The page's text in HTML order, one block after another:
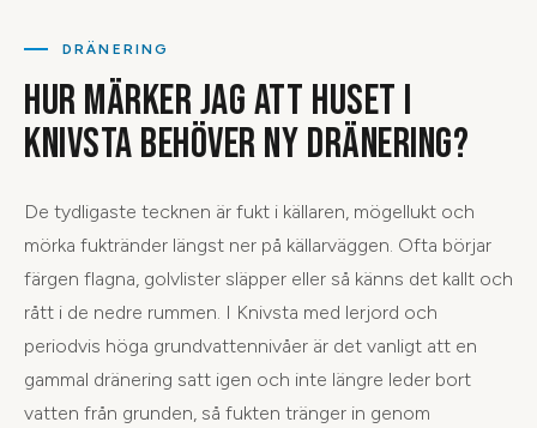
DRÄNERING
HUR MÄRKER JAG ATT HUSET I
KNIVSTA BEHÖVER NY DRÄNERING?
De tydligaste tecknen är fukt i källaren, mögellukt och
mörka fuktränder längst ner på källarväggen. Ofta börjar
färgen flagna, golvlister släpper eller så känns det kallt och
rått i de nedre rummen. I Knivsta med lerjord och
periodvis höga grundvattennivåer är det vanligt att en
gammal dränering satt igen och inte längre leder bort
vatten från grunden, så fukten tränger in genom